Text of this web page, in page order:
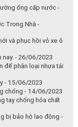
- 15/06/2023
chống - 14/06/2023
tay chống hóa chất
bị bảo hộ lao động -
pháp kiểm soát -
sạch điện tử và
hút nhanh của giấy -